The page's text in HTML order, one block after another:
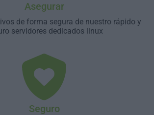
Asegurar
de forma segura de nuestro rápido y
servidores dedicados linux
Seguro